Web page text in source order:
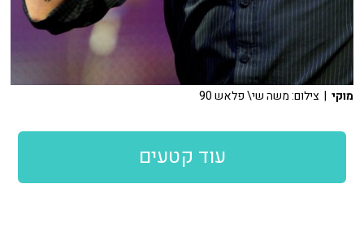
מוקי | צילום: משה שי\ פלאש 90
עוד קטעים